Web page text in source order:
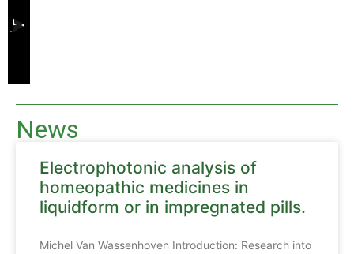
News
Electrophotonic analysis of
homeopathic medicines in
liquidform or in impregnated pills.
Michel Van Wassenhoven Introduction: Research into